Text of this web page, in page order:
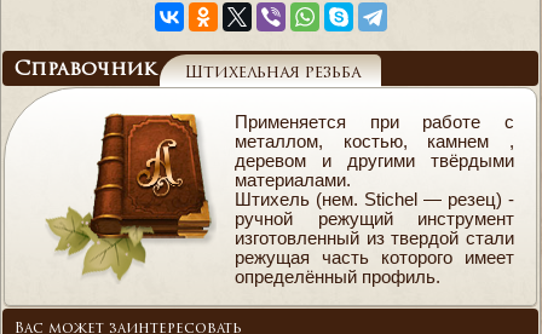
Справочник Штихельная резьба
Применяется при работе с
металлом, костью, камнем ,
деревом и другими твёрдыми
материалами.
Штихель (нем. Stichel — резец) -
ручной режущий инструмент
изготовленный из твердой стали
режущая часть которого имеет
определённый профиль.
Вас может заинтересовать